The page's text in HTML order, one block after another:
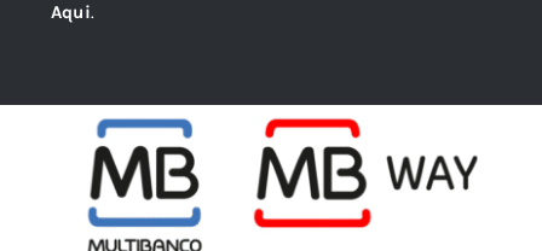
Aqui.